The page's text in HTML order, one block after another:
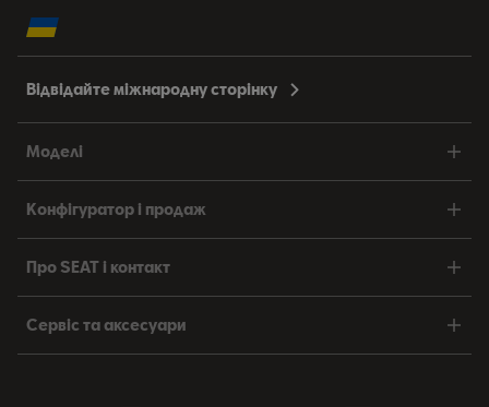
Відвідайте міжнародну сторінку
Моделі
Конфігуратор і продаж
Про SEAT і контакт
Сервіс та аксесуари